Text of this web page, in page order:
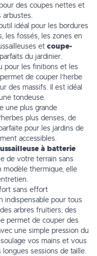
des coupes nettes et
arbustes.
idéal pour les bordures
les fossés, les zones en
et coupe-
du jardinier.
pour les finitions et les
de couper l’herbe
des massifs. Il est idéal
tondeuse.
une plus grande
plus denses, de
pour les jardins de
accessibles.
à batterie
de votre terrain sans
modèle thermique, elle
sans effort
indispensable pour tous
arbres fruitiers, des
permet de couper des
une simple pression du
vos mains et vous
sessions de taille.